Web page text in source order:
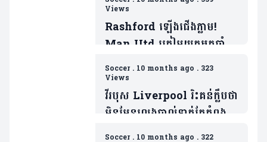
Views
Rashford ឡើងជើងភ្លាម!
Man Utd ត្រៀមយកអ្នកចាំទី
ដ៏ឆ្នើមម្នាក់របស់ Barca ជា
ថ្នូរទិញលក់ផ្ដាច់កុងត្រា
Soccer. 10 months ago . 323
Views
វីរបុស Liverpool រិះគន់ក្លឹបថា
មិនមែនលេងបាល់ទាត់តែកំពុង
លេងកីឡាមួយនេះ
Soccer. 10 months ago . 322